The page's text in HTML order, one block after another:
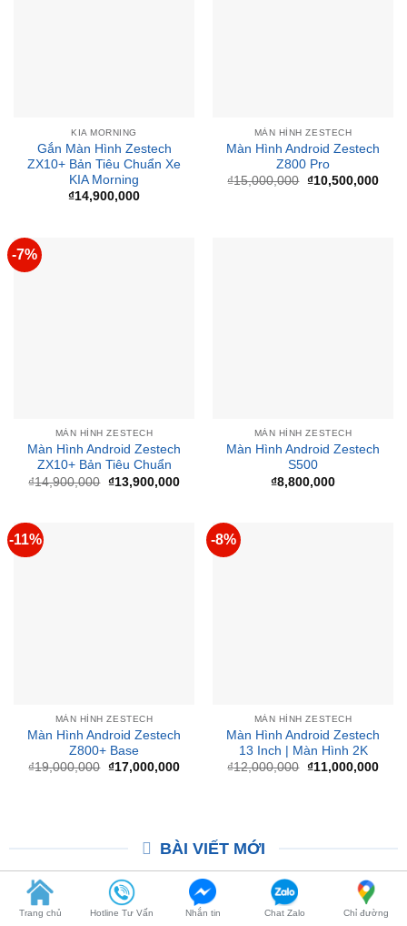
KIA MORNING
Gắn Màn Hình Zestech
ZX10+ Bản Tiêu Chuẩn Xe
KIA Morning
₫14,900,000
MÀN HÌNH ZESTECH
Màn Hình Android Zestech
Z800 Pro
₫15,000,000 Giá
₫10,500,000Giá
-7%
MÀN HÌNH ZESTECH
Màn Hình Android Zestech
ZX10+ Bản Tiêu Chuẩn
₫14,900,000 Giá
₫13,900,000Giá
₫13,900,000.
MÀN HÌNH ZESTECH
Màn Hình Android Zestech
S500
₫8,800,000
-11%
MÀN HÌNH ZESTECH
Màn Hình Android Zestech
Z800+ Base
₫19,000,000 Giá
₫17,000,000Giá
-8%
MÀN HÌNH ZESTECH
Màn Hình Android Zestech
13 Inch | Màn Hình 2K
₫12,000,000 Giá
₫11,000,000Giá
BÀI VIẾT MỚI
Trang chủ Hotline Tư Vấn Nhắn tin Chat Zalo Chỉ đường